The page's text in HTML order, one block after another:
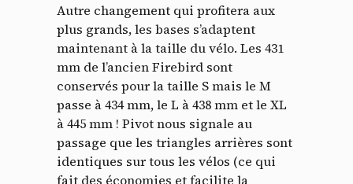
Autre changement qui profitera aux
plus grands, les bases s’adaptent
maintenant à la taille du vélo. Les 431
mm de l’ancien Firebird sont
conservés pour la taille S mais le M
passe à 434 mm, le L à 438 mm et le XL
à 445 mm ! Pivot nous signale au
passage que les triangles arrières sont
identiques sur tous les vélos (ce qui
fait des économies et facilite la